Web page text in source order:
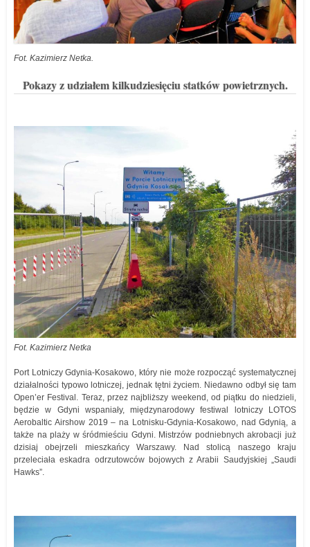
Fot. Kazimierz Netka.
Pokazy z udziałem kilkudziesięciu statków powietrznych.
Fot. Kazimierz Netka
Port Lotniczy Gdynia-Kosakowo, który nie może rozpocząć systematycznej
działalności typowo lotniczej, jednak tętni życiem. Niedawno odbył się tam
Open’er Festival. Teraz, przez najbliższy weekend, od piątku do niedzieli,
będzie w Gdyni wspaniały, międzynarodowy festiwal lotniczy LOTOS
Aerobaltic Airshow 2019 – na Lotnisku-Gdynia-Kosakowo, nad Gdynią, a
także na plaży w śródmieściu Gdyni. Mistrzów podniebnych akrobacji już
dzisiaj obejrzeli mieszkańcy Warszawy. Nad stolicą naszego kraju
przeleciała eskadra odrzutowców bojowych z Arabii Saudyjskiej „Saudi
Hawks”.